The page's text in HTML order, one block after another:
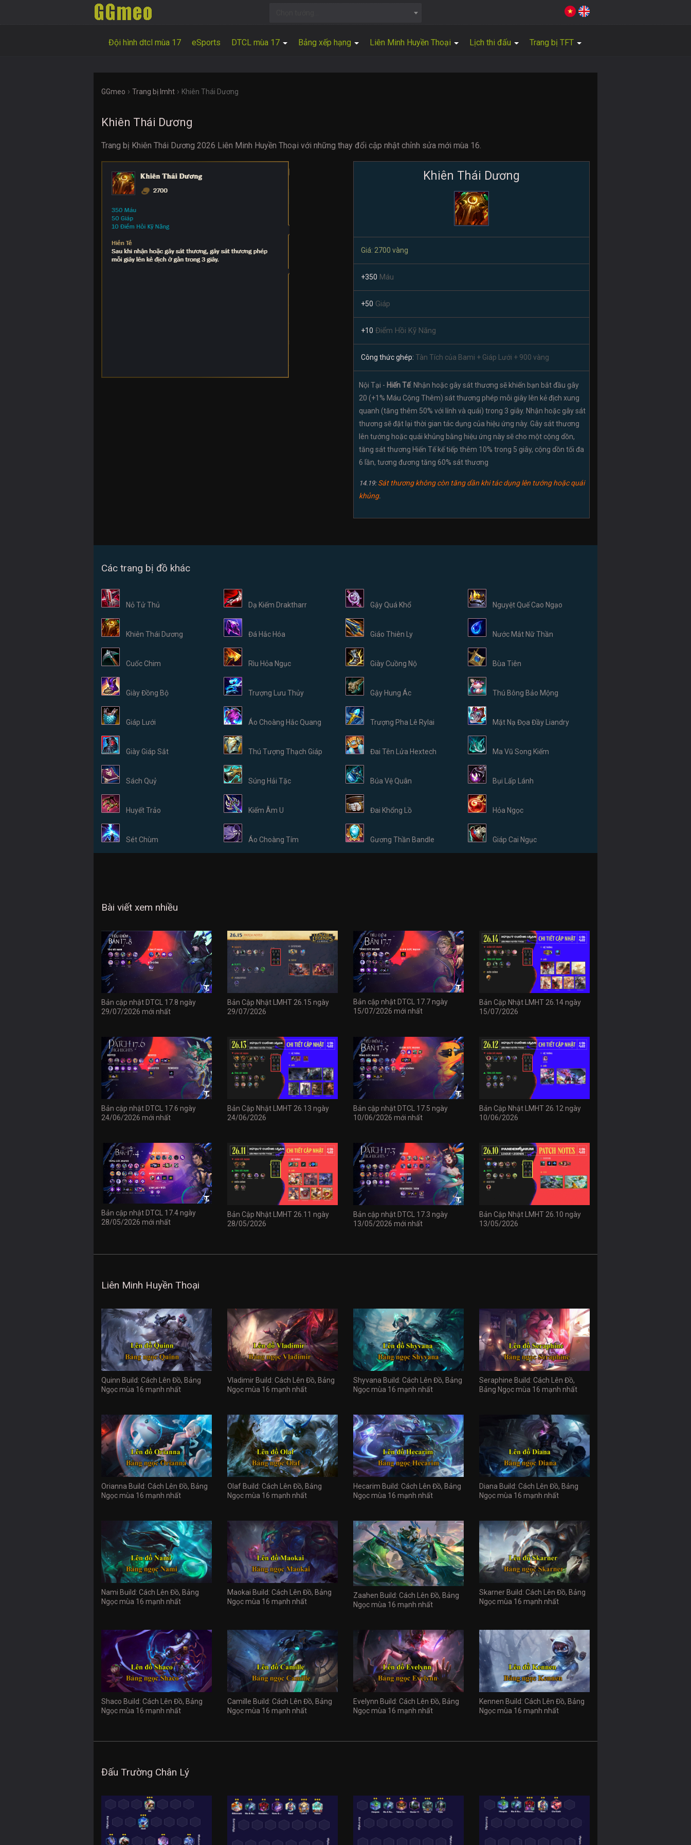
Đội hình dtcl mùa 17 eSports DTCL mùa 17 Bảng xếp hạng Liên Minh Huyền Thoại Lịch thi đấu Trang bị TFT
GGmeo › Trang bị lmht › Khiên Thái Dương
Khiên Thái Dương
Trang bị Khiên Thái Dương 2026 Liên Minh Huyền Thoại với những thay đổi cập nhật chỉnh sửa mới mùa 16.
Khiên Thái Dương
Giá: 2700 vàng
+350 Máu
+50 Giáp
+10 Điểm Hồi Kỹ Năng
Công thức ghép: Tàn Tích của Bami + Giáp Lưới + 900 vàng
Nội Tại - Hiến Tế: Nhận hoặc gây sát thương sẽ khiến bạn bắt đầu gây
20 (+1% Máu Cộng Thêm) sát thương phép mỗi giây lên kẻ địch xung
quanh (tăng thêm 50% với lính và quái) trong 3 giây. Nhận hoặc gây sát
thương sẽ đặt lại thời gian tác dụng của hiệu ứng này. Gây sát thương
lên tướng hoặc quái khủng bằng hiệu ứng này sẽ cho một cộng dồn,
tăng sát thương Hiến Tế kế tiếp thêm 10% trong 5 giây, cộng dồn tối đa
6 lần, tương đương tăng 60% sát thương
14.19: Sát thương không còn tăng dần khi tác dụng lên tướng hoặc quái
khủng.
Các trang bị đồ khác
Nỏ Tử Thủ Dạ Kiếm Draktharr Gậy Quá Khổ Nguyệt Quế Cao Ngạo
Khiên Thái Dương Đá Hắc Hóa Giáo Thiên Ly Nước Mắt Nữ Thần
Cuốc Chim Rìu Hỏa Ngục Giày Cuồng Nộ Bùa Tiên
Giày Đồng Bộ Trượng Lưu Thủy Gậy Hung Ác Thú Bông Bảo Mộng
Giáp Lưới Áo Choàng Hắc Quang Trượng Pha Lê Rylai Mặt Nạ Đọa Đầy Liandry
Giày Giáp Sắt Thú Tượng Thạch Giáp Đai Tên Lửa Hextech Ma Vũ Song Kiếm
Sách Quỷ Súng Hải Tặc Búa Vệ Quân Bụi Lấp Lánh
Huyết Trảo Kiếm Âm U Đai Khổng Lồ Hỏa Ngọc
Sét Chùm Áo Choàng Tím Gương Thần Bandle Giáp Cai Ngục
Bài viết xem nhiều
Bản cập nhật DTCL 17.8 ngày
29/07/2026 mới nhất
Bản Cập Nhật LMHT 26.15 ngày
29/07/2026
Bản cập nhật DTCL 17.7 ngày
15/07/2026 mới nhất
Bản Cập Nhật LMHT 26.14 ngày
15/07/2026
Bản cập nhật DTCL 17.6 ngày
24/06/2026 mới nhất
Bản Cập Nhật LMHT 26.13 ngày
24/06/2026
Bản cập nhật DTCL 17.5 ngày
10/06/2026 mới nhất
Bản Cập Nhật LMHT 26.12 ngày
10/06/2026
Bản cập nhật DTCL 17.4 ngày
28/05/2026 mới nhất
Bản Cập Nhật LMHT 26.11 ngày
28/05/2026
Bản cập nhật DTCL 17.3 ngày
13/05/2026 mới nhất
Bản Cập Nhật LMHT 26.10 ngày
13/05/2026
Liên Minh Huyền Thoại
Quinn Build: Cách Lên Đồ, Bảng
Ngọc mùa 16 mạnh nhất
Vladimir Build: Cách Lên Đồ, Bảng
Ngọc mùa 16 mạnh nhất
Shyvana Build: Cách Lên Đồ, Bảng
Ngọc mùa 16 mạnh nhất
Seraphine Build: Cách Lên Đồ,
Bảng Ngọc mùa 16 mạnh nhất
Orianna Build: Cách Lên Đồ, Bảng
Ngọc mùa 16 mạnh nhất
Olaf Build: Cách Lên Đồ, Bảng
Ngọc mùa 16 mạnh nhất
Hecarim Build: Cách Lên Đồ, Bảng
Ngọc mùa 16 mạnh nhất
Diana Build: Cách Lên Đồ, Bảng
Ngọc mùa 16 mạnh nhất
Nami Build: Cách Lên Đồ, Bảng
Ngọc mùa 16 mạnh nhất
Maokai Build: Cách Lên Đồ, Bảng
Ngọc mùa 16 mạnh nhất
Zaahen Build: Cách Lên Đồ, Bảng
Ngọc mùa 16 mạnh nhất
Skarner Build: Cách Lên Đồ, Bảng
Ngọc mùa 16 mạnh nhất
Shaco Build: Cách Lên Đồ, Bảng
Ngọc mùa 16 mạnh nhất
Camille Build: Cách Lên Đồ, Bảng
Ngọc mùa 16 mạnh nhất
Evelynn Build: Cách Lên Đồ, Bảng
Ngọc mùa 16 mạnh nhất
Kennen Build: Cách Lên Đồ, Bảng
Ngọc mùa 16 mạnh nhất
Đấu Trường Chân Lý